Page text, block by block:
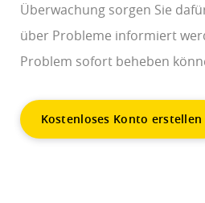
Überwachung sorgen Sie
über Probleme informiert
Problem sofort beheben
Kostenloses Konto erstellen